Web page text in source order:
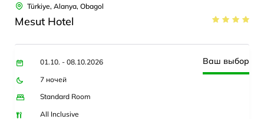
Türkiye, Alanya, Obagol
Mesut Hotel
01.10. - 08.10.2026
7 ночей
Standard Room
All Inclusive
Ваш выбор